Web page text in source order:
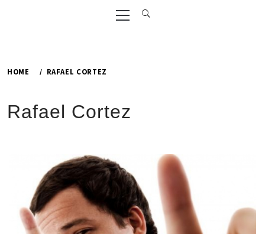
Primary
Menu
HOME RAFAEL CORTEZ
Rafael Cortez